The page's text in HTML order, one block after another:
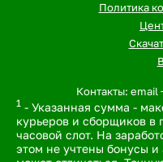
Политика
Контакты: email
1 - Указанная сумма -
курьеров и сборщиков в
часовой слот. На
этом не учтены бонусы и